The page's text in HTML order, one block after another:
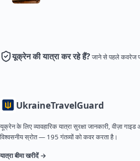
यूक्रेन की यात्रा कर रहे हैं?जाने से पहले कवरेज
UkraineTravelGuard
यूक्रेन के लिए व्यावहारिक यात्रा सुरक्षा जानकारी, वीज़ा
विश्वसनीय स्रोत — 195 गंतव्यों को कवर करता है।
यात्रा बीमा खरीदें →